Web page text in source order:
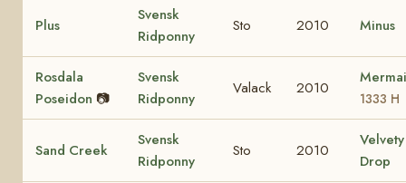
Plus
Svensk
Ridponny
Sto 2010 Minus
Rosdala
Poseidon 📷
Svensk
Ridponny
Valack 2010
1333 H
Sand Creek
Svensk
Ridponny
Sto 2010
Drop